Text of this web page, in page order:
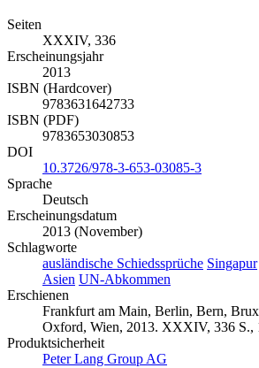
Seiten
XXXIV, 336
Erscheinungsjahr
2013
ISBN (Hardcover)
9783631642733
ISBN (PDF)
9783653030853
DOI
10.3726/978-3-653-03085-3
Sprache
Deutsch
Erscheinungsdatum
2013 (November)
Schlagworte
ausländische Schiedssprüche Singapur
Asien UN-Abkommen
Erschienen
Frankfurt am Main, Berlin, Bern,
Oxford, Wien, 2013. XXXIV, 336 S.,
Produktsicherheit
Peter Lang Group AG